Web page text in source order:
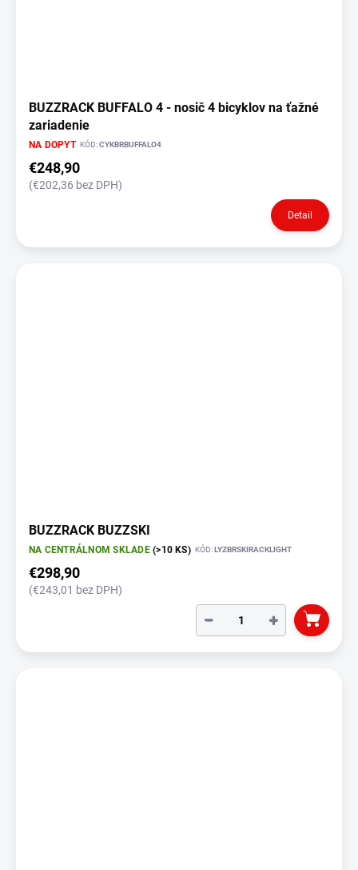
BUZZRACK BUFFALO 4 - nosič 4 bicyklov na ťažné
zariadenie
NA DOPYT KÓD:CYKBRBUFFALO4
€248,90
(€202,36 bez DPH)
Detail
BUZZRACK BUZZSKI
NA CENTRÁLNOM SKLADE(>10 KS) KÓD:LYZBRSKIRACKLIGHT
€298,90
(€243,01 bez DPH)
+
−